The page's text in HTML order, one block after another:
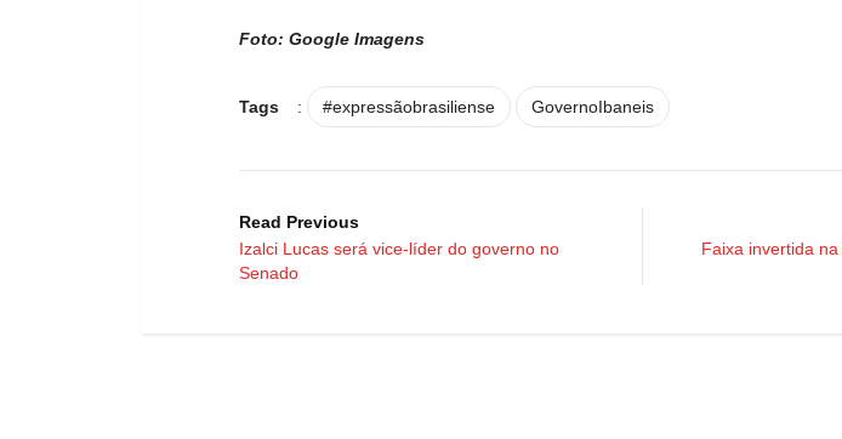
Foto: Google Imagens
Tags : #expressãobrasiliense GovernoIbaneis
Read Previous
Izalci Lucas será vice-líder do governo no
Senado
Faixa invertida